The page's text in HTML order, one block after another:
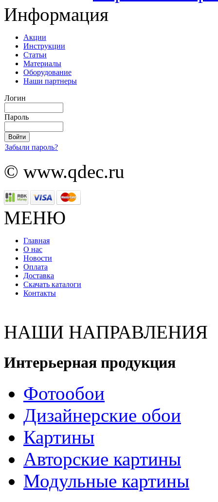
Информация
Акции
Инструкции
Статьи
Материалы
Оборудование
Наши партнеры
Логин
Пароль
Забыли пароль?
© www.qdec.ru
МЕНЮ
Главная
О нас
Новости
Оплата
Доставка
Скачать каталоги
Контакты
НАШИ НАПРАВЛЕНИЯ
Интерьерная продукция
Фотообои
Дизайнерские обои
Картины
Авторские картины
Модульные картины